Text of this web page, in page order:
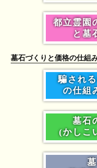
都立霊園
と墓
墓石づくりと価格の仕組
騙され
の仕組
墓石
(かしこ